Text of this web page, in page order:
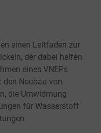
einen Leitfaden zur
der dabei helfen
eines VNEPs
Neubau von
die Umwidmung
für Wasserstoff